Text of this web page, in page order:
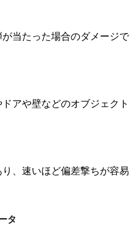
当たった場合のダメージで
アや壁などのオブジェクト
、速いほど偏差撃ちが容易
タ